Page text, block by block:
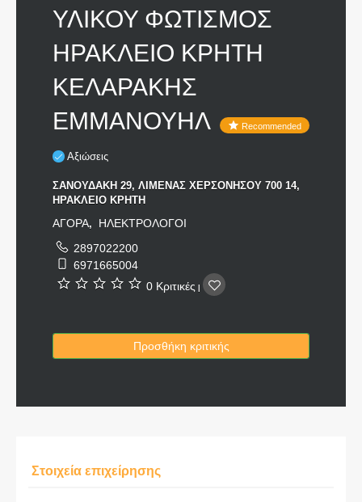
ΥΛΙΚΟΥ ΦΩΤΙΣΜΟΣ
ΗΡΑΚΛΕΙΟ ΚΡΗΤΗ
ΚΕΛΑΡΑΚΗΣ
ΕΜΜΑΝΟΥΗΛ
Recommended
Αξιώσεις
ΣΑΝΟΥΔΑΚΗ 29, ΛΙΜΕΝΑΣ ΧΕΡΣΟΝΗΣΟΥ 700 14,
ΗΡΑΚΛΕΙΟ ΚΡΗΤΗ
ΑΓΟΡΑ, ΗΛΕΚΤΡΟΛΟΓΟΙ
2897022200
6971665004
0 Κριτικές
Προσθήκη κριτικής
Στοιχεία επιχείρησης